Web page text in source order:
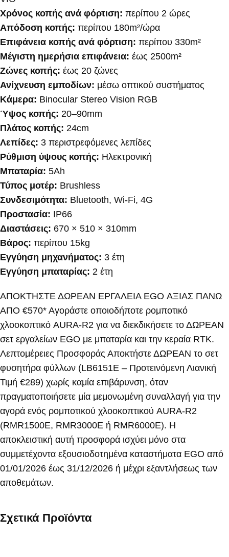
Χρόνος κοπής ανά φόρτιση: περίπου 2 ώρες
Απόδοση κοπής: περίπου 180m²/ώρα
Επιφάνεια κοπής ανά φόρτιση: περίπου 330m²
Μέγιστη ημερήσια επιφάνεια: έως 2500m²
Ζώνες κοπής: έως 20 ζώνες
Ανίχνευση εμποδίων: μέσω οπτικού συστήματος
Κάμερα: Binocular Stereo Vision RGB
Ύψος κοπής: 20–90mm
Πλάτος κοπής: 24cm
Λεπίδες: 3 περιστρεφόμενες λεπίδες
Ρύθμιση ύψους κοπής: Ηλεκτρονική
Μπαταρία: 5Ah
Τύπος μοτέρ: Brushless
Συνδεσιμότητα: Bluetooth, Wi-Fi, 4G
Προστασία: IP66
Διαστάσεις: 670 × 510 × 310mm
Βάρος: περίπου 15kg
Εγγύηση μηχανήματος: 3 έτη
Εγγύηση μπαταρίας: 2 έτη
ΑΠΟΚΤΗΣΤΕ ΔΩΡΕΑΝ ΕΡΓΑΛΕΙΑ EGO ΑΞΙΑΣ ΠΑΝΩ
ΑΠΟ €570* Αγοράστε οποιοδήποτε ρομποτικό
χλοοκοπτικό AURA-R2 για να διεκδικήσετε το ΔΩΡΕΑΝ
σετ εργαλείων EGO με μπαταρία και την κεραία RTK.
Λεπτομέρειες Προσφοράς Αποκτήστε ΔΩΡΕΑΝ το σετ
φυσητήρα φύλλων (LB6151E – Προτεινόμενη Λιανική
Τιμή €289) χωρίς καμία επιβάρυνση, όταν
πραγματοποιήσετε μία μεμονωμένη συναλλαγή για την
αγορά ενός ρομποτικού χλοοκοπτικού AURA-R2
(RMR1500E, RMR3000E ή RMR6000E). Η
αποκλειστική αυτή προσφορά ισχύει μόνο στα
συμμετέχοντα εξουσιοδοτημένα καταστήματα EGO από
01/01/2026 έως 31/12/2026 ή μέχρι εξαντλήσεως των
αποθεμάτων.
Σχετικά Προϊόντα